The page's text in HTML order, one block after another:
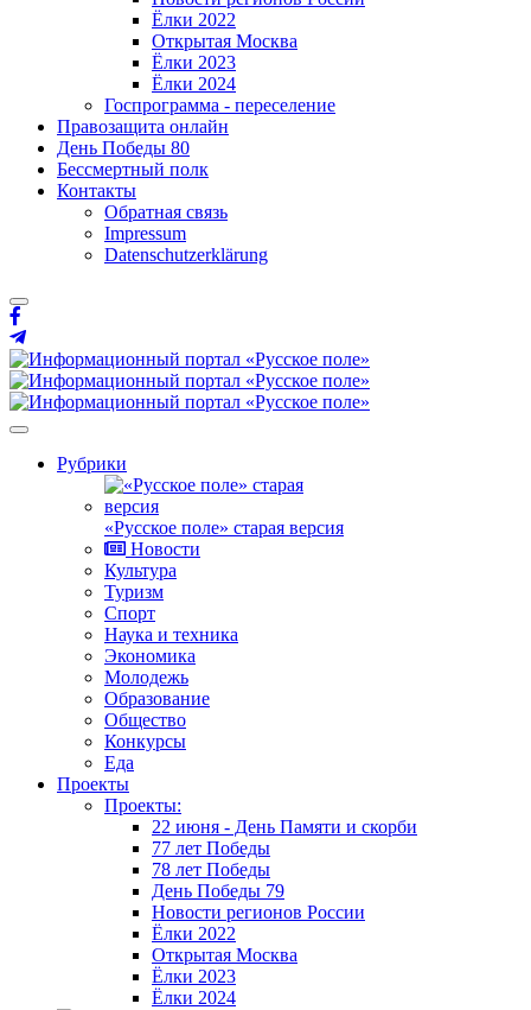
Ёлки 2022
Открытая Москва
Ёлки 2023
Ёлки 2024
Госпрограмма - переселение
Правозащита онлайн
День Победы 80
Бессмертный полк
Контакты
Обратная связь
Impressum
Datenschutzerklärung
Рубрики
«Русское поле» старая версия
Новости
Культура
Туризм
Спорт
Наука и техника
Экономика
Молодежь
Образование
Общество
Конкурсы
Еда
Проекты
Проекты:
22 июня - День Памяти и скорби
77 лет Победы
78 лет Победы
День Победы 79
Новости регионов России
Ёлки 2022
Открытая Москва
Ёлки 2023
Ёлки 2024